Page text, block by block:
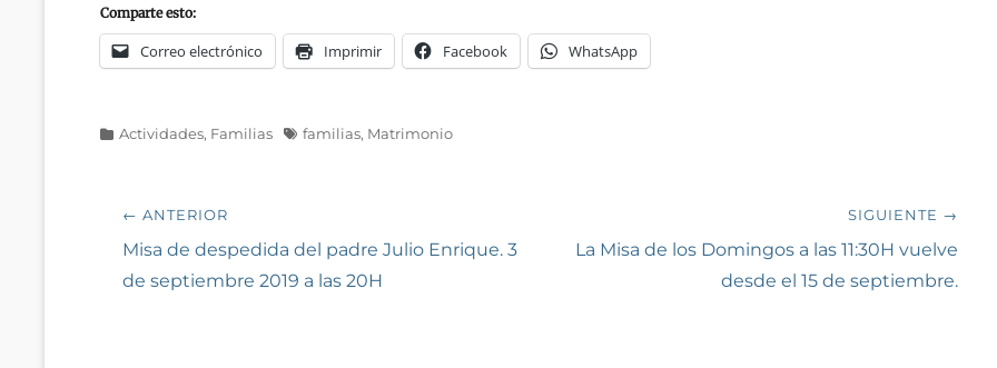
Comparte esto:
Correo electrónico Imprimir Facebook WhatsApp
Categorías
Actividades, Familias Etiquetas
familias, Matrimonio
Navegación
de
entradas
← ANTERIOR
Entrada
anterior:
Misa de despedida del padre Julio Enrique. 3
de septiembre 2019 a las 20H
SIGUIENTE →
Siguiente
La Misa de los Domingos a las 11:30H vuelve
desde el 15 de septiembre.